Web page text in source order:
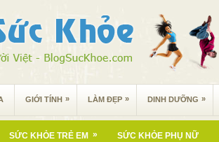
GIỚI TÍNH » LÀM ĐẸP » DINH DƯỠNG »
SỨC KHỎE TRẺ EM » SỨC KHỎE PHỤ NỮ